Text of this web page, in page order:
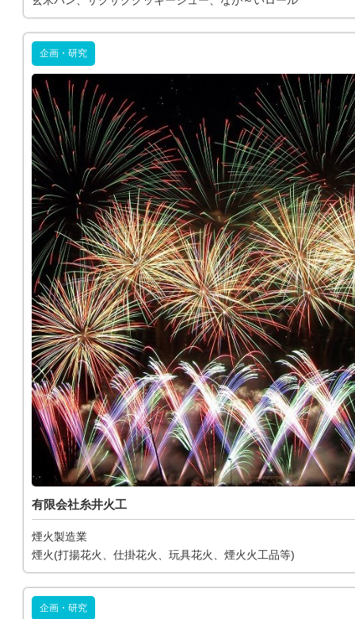
企画・研究
有限会社糸井火工
煙火製造業
煙火(打揚花火、仕掛花火、玩具花火、煙火火工品等)
企画・研究